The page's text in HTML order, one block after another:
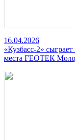
16.04.2026
«Кузбасс-2»
места ГЕОТЕК